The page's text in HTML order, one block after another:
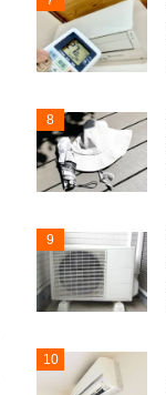
8
9
10